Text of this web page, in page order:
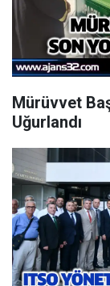
Mürüvvet
Uğurlandı